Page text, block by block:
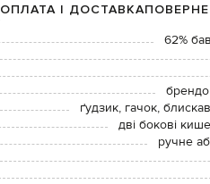
ОПЛАТА І ДОСТАВКА
62%
ґудзик, гачок,
дві бокові
ручне